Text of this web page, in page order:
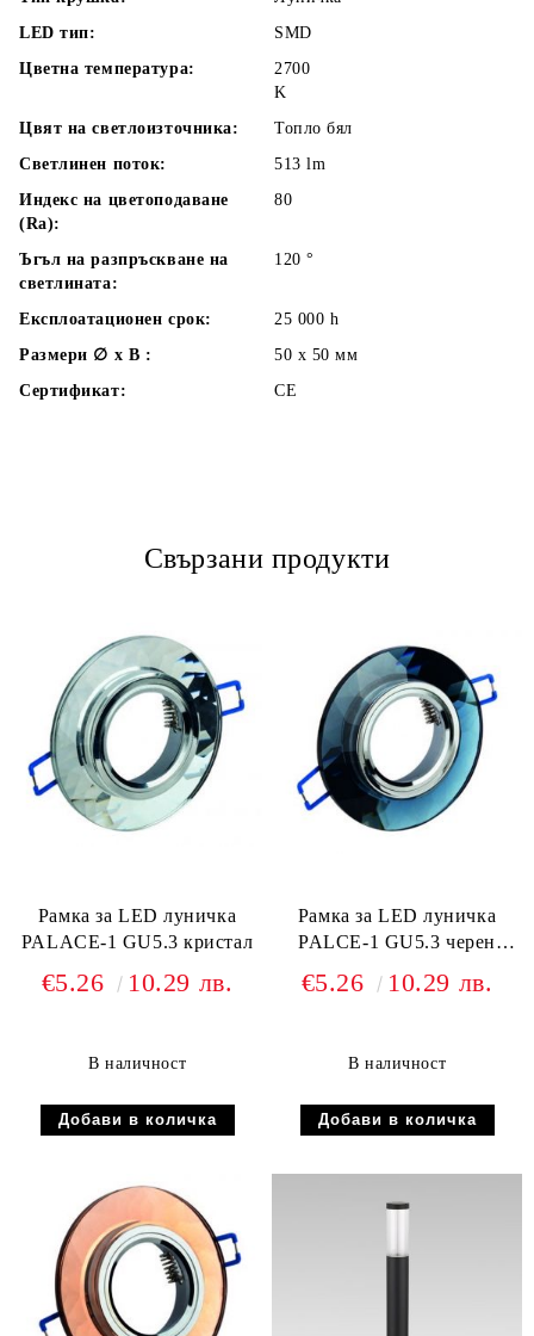
LED тип:
SMD
Цветна температура:
2700
K
Цвят на светлоизточника:
Топло бял
Светлинен поток:
513lm
Индекс на цветоподаване
(Ra):
80
Ъгъл на разпръскване на
светлината:
120°
Експлоатационен срок: 25 000 h
Размери ∅ x В :
50 x 50мм
Сертификат:
CE
Свързани продукти
Рамка за LED луничка
PALACE-1 GU5.3 кристал
€5.26 10.29 лв.
В наличност
Рамка за LED луничка
PALCE-1 GU5.3 черен
€5.26 10.29 лв.
В наличност